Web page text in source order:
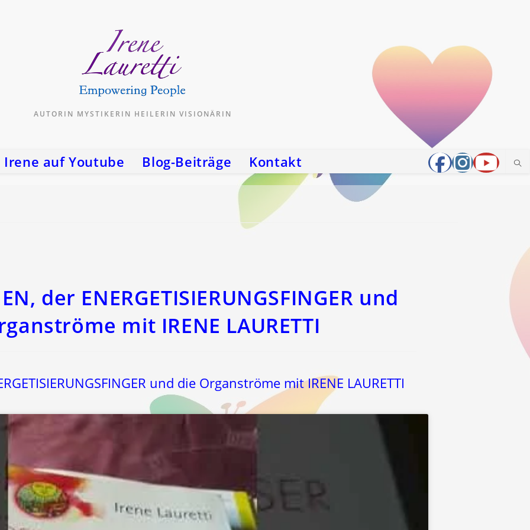
AUTORIN MYSTIKERIN HEILERIN VISIONÄRIN
Irene auf Youtube Blog-Beiträge Kontakt
der ENERGETISIERUNGSFINGER und
mit IRENE LAURETTI
und die Organströme mit IRENE LAURETTI